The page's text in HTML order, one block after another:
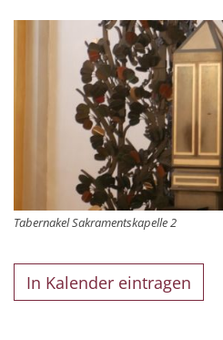
Tabernakel Sakramentskapelle 2
In Kalender eintragen